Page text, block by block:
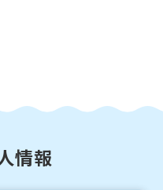
情報